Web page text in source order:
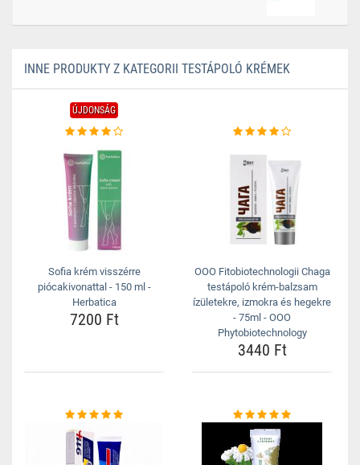
INNE PRODUKTY Z KATEGORII TESTÁPOLÓ KRÉMEK
ÚJDONSÁG
Sofia krém visszérre
piócakivonattal - 150 ml -
Herbatica
7200 Ft
OOO Fitobiotechnologii Chaga
testápoló krém-balzsam
ízületekre, izmokra és hegekre
- 75ml - OOO
Phytobiotechnology
3440 Ft